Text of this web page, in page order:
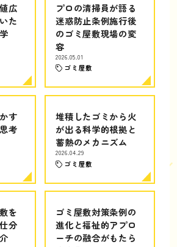
広
た
プロの清掃員が語る
迷惑防止条例施行後
のゴミ屋敷現場の変
容
2026.05.01
ゴミ屋敷
す
考
堆積したゴミから火
が出る科学的根拠と
蓄熱のメカニズム
2026.04.29
ゴミ屋敷
を
分
ゴミ屋敷対策条例の
進化と福祉的アプロ
ーチの融合がもたら